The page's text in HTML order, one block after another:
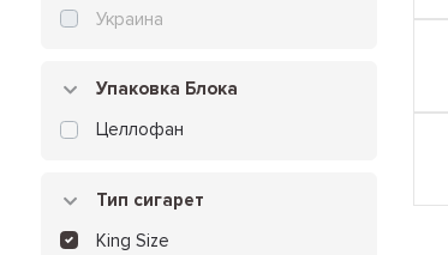
Украина
Упаковка Блока
Целлофан
Тип сигарет
King Size